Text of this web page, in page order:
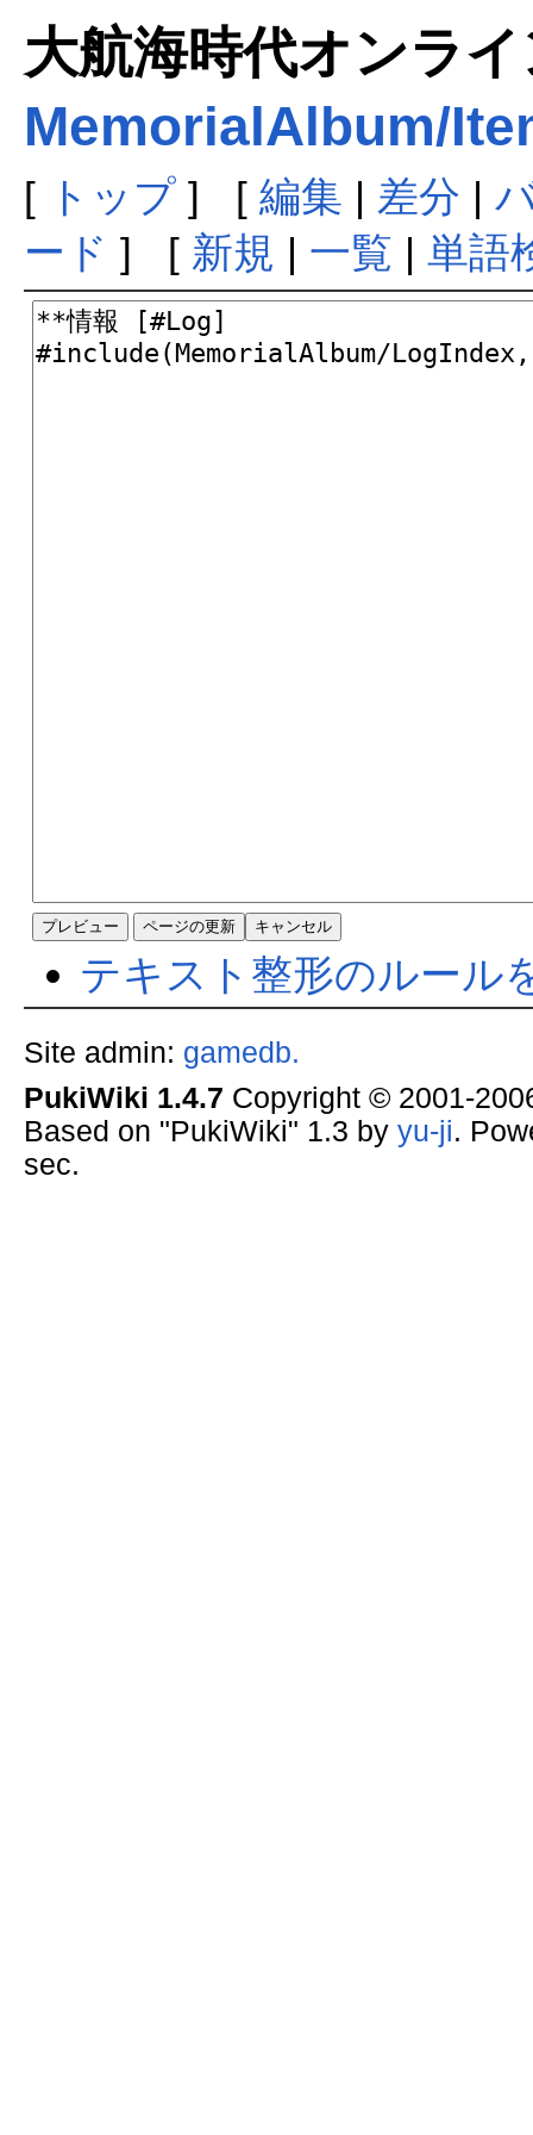
大航海時代オンラ
MemorialAlbum/
[ トップ] [ 編集 | 差分 |
ード ] [ 新規 | 一覧 | 単語
テキスト整形のルール
Site admin: gamedb.
PukiWiki 1.4.7 Copyright © 2001-
Based on "PukiWiki" 1.3 by yu-ji.
sec.